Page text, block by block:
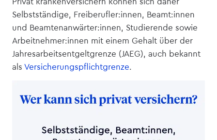
Selbstständige, Freiberufler:innen, Beamt:innen
und Beamtenanwärter:innen, Studierende sowie
Arbeitnehmer:innen mit einem Gehalt über der
Jahresarbeitsentgeltgrenze (JAEG), auch bekannt
als Versicherungspflichtgrenze.